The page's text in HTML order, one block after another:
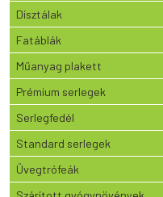
Dísztálak
Fatáblák
Műanyag plakett
Prémium serlegek
Serlegfedél
Standard serlegek
Üvegtrófeák